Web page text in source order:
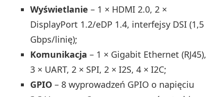
Wyświetlanie – 1 × HDMI 2.0, 2 ×
DisplayPort 1.2/eDP 1.4, interfejsy DSI (1,5
Gbps/linię);
Komunikacja – 1 × Gigabit Ethernet (RJ45),
3 × UART, 2 × SPI, 2 × I2S, 4 × I2C;
GPIO – 8 wyprowadzeń GPIO o napięciu